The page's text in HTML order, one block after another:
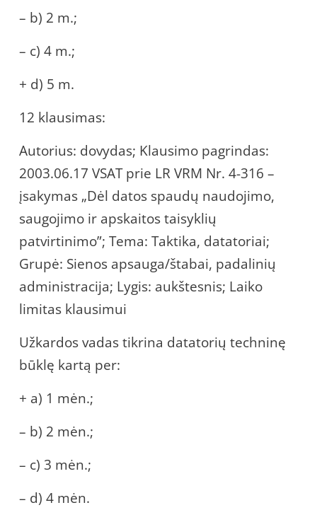
– b) 2 m.;
– c) 4 m.;
+ d) 5 m.
12 klausimas:
Autorius: dovydas; Klausimo pagrindas:
2003.06.17 VSAT prie LR VRM Nr. 4-316 –
įsakymas „Dėl datos spaudų naudojimo,
saugojimo ir apskaitos taisyklių
patvirtinimo”; Tema: Taktika, datatoriai;
Grupė: Sienos apsauga/štabai, padalinių
administracija; Lygis: aukštesnis; Laiko
limitas klausimui
Užkardos vadas tikrina datatorių techninę
būklę kartą per:
+ a) 1 mėn.;
– b) 2 mėn.;
– c) 3 mėn.;
– d) 4 mėn.